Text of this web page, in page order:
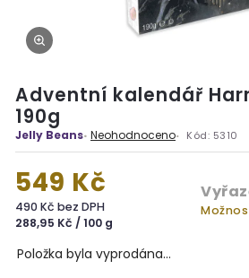
Adventní kalendář
190g
Jelly Beans Neohodnoceno Kód: 5310
549 Kč
490 Kč bez DPH
288,95 Kč / 100 g
Položka byla vyprodána…